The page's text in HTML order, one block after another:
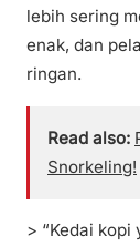
lebih sering
enak, dan
ringan.
Read also:
Snorkeling!
> “Kedai